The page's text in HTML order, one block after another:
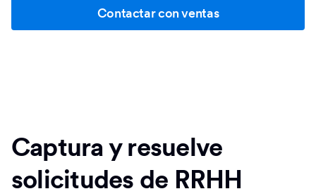
Contactar con ventas
Captura y resuelve
solicitudes de RRHH